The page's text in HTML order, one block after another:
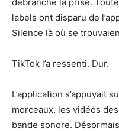
labels ont disparu de
Silence là où se
TikTok l’a ressenti. Dur.
L’application s’appuyait
morceaux, les vidéos
bande sonore.